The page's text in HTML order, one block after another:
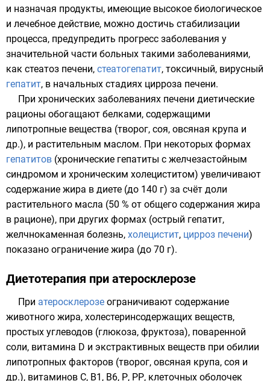
и назначая продукты, имеющие высокое биологическое
и лечебное действие, можно достичь стабилизации
процесса, предупредить прогресс заболевания у
значительной части больных такими заболеваниями,
как стеатоз печени, стеатогепатит, токсичный, вирусный
гепатит, в начальных стадиях цирроза печени.
При хронических заболеваниях печени диетические
рационы обогащают белками, содержащими
липотропные вещества (творог, соя, овсяная крупа и
др.), и растительным маслом. При некоторых формах
гепатитов (хронические гепатиты с желчезастойным
синдромом и хроническим холециститом) увеличивают
содержание жира в диете (до 140 г) за счёт доли
растительного масла (50 % от общего содержания жира
в рационе), при других формах (острый гепатит,
желчнокаменная болезнь, холецистит, цирроз печени)
показано ограничение жира (до 70 г).
Диетотерапия при атеросклерозе
При атеросклерозе ограничивают содержание
животного жира, холестеринсодержащих веществ,
простых углеводов (глюкоза, фруктоза), поваренной
соли, витамина D и экстрактивных веществ при обилии
липотропных факторов (творог, овсяная крупа, соя и
др.), витаминов С, В1, B6, Р, РР, клеточных оболочек